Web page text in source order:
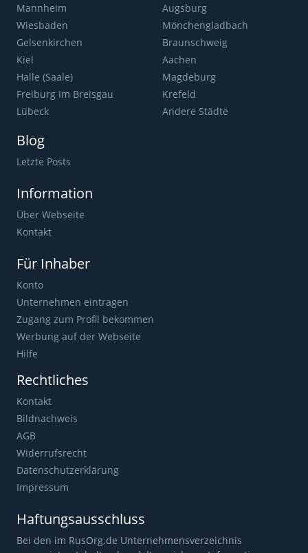
Mannheim
Augsburg
Wiesbaden
Mönchengladbach
Gelsenkirchen
Braunschweig
Kiel
Aachen
Halle (Saale)
Magdeburg
Freiburg im Breisgau
Krefeld
Lübeck
Andere Städte
Blog
Letzte Posts
Information
Über Webseite
Kontakt
Für Inhaber
Konto
Unternehmen eintragen
Zugang zum Profil bekommen
Werbung auf der Webseite
Hilfe
Rechtliches
Kontakt
Bildnachweis
AGB
Widerrufsrecht
Datenschutzerklärung
Impressum
Haftungsausschluss
Bei den im RusOrg.de Unternehmensverzeichnis